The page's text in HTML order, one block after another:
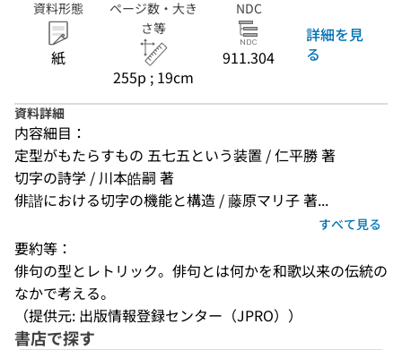
資料形態
紙
ページ数・大き
さ等
255p ; 19cm
NDC
911.304
詳細を見
る
資料詳細
内容細目：
定型がもたらすもの 五七五という装置 / 仁平勝 著
切字の詩学 / 川本皓嗣 著
俳諧における切字の機能と構造 / 藤原マリ子 著...
すべて見る
要約等：
俳句の型とレトリック。俳句とは何かを和歌以来の伝統の
なかで考える。
（提供元: 出版情報登録センター（JPRO））
書店で探す